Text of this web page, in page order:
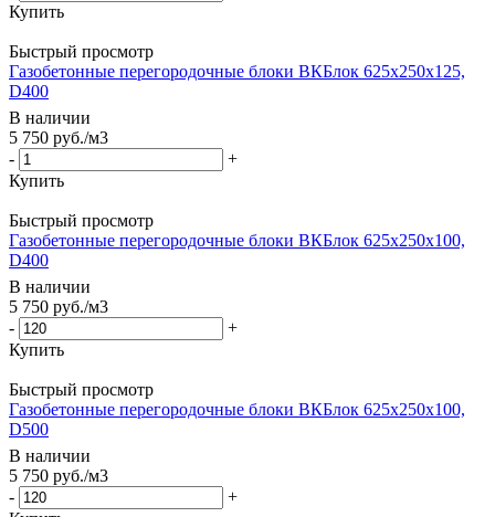
Купить
Быстрый просмотр
Газобетонные перегородочные блоки ВКБлок 625х250х125,
D400
В наличии
5 750 руб./м3
-
+
Купить
Быстрый просмотр
Газобетонные перегородочные блоки ВКБлок 625х250х100,
D400
В наличии
5 750 руб./м3
-
+
Купить
Быстрый просмотр
Газобетонные перегородочные блоки ВКБлок 625х250х100,
D500
В наличии
5 750 руб./м3
-
+